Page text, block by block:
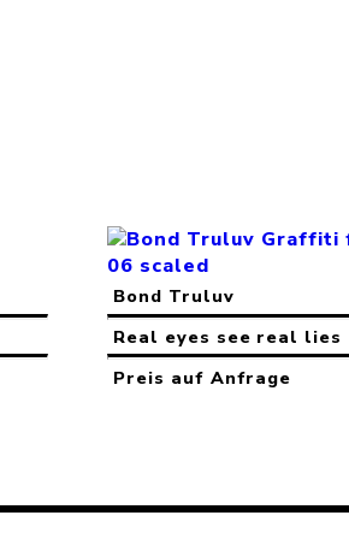
Bond Truluv
Real eyes see real lies
Preis auf Anfrage